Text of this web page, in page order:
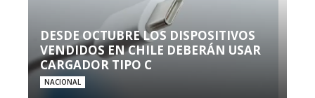
DESDE OCTUBRE LOS DISPOSITIVOS
VENDIDOS EN CHILE DEBERÁN USAR
CARGADOR TIPO C
NACIONAL